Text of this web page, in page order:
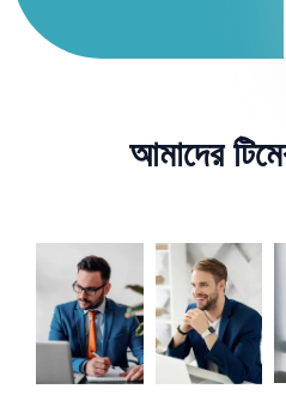
আমাদের